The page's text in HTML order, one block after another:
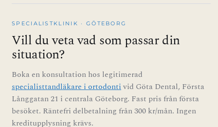
SPECIALISTKLINIK · GÖTEBORG
Vill du veta vad som passar din
situation?
Boka en konsultation hos legitimerad
specialisttandläkare i ortodontivid Göta Dental, Första
Långgatan 21 i centrala Göteborg. Fast pris från första
besöket. Räntefri delbetalning från 300 kr/mån. Ingen
kreditupplysning krävs.